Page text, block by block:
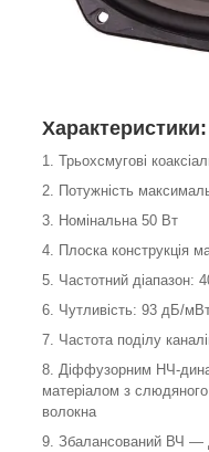
Характеристики:
1. Трьохсмугові
2. Потужність
3. Номінальна 50 Вт
4. Плоска конструкція
5. Частотний діапазон:
6. Чутливість: 93 дБ/
7. Частота поділу
8. Діффузорним НЧ-
матеріалом з
волокна
9. Збалансований ВЧ ―